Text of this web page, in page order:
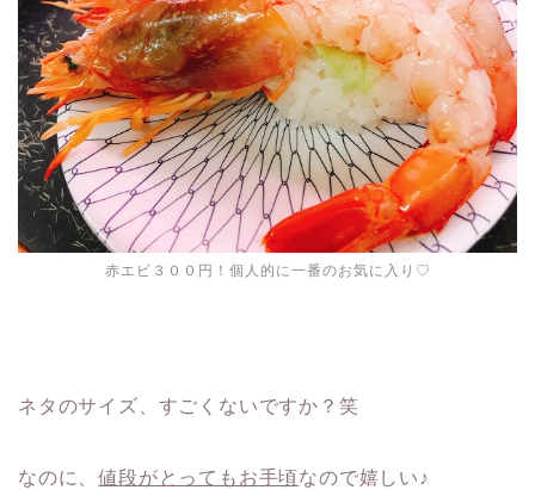
赤エビ３００円！個人的に一番のお気に入り♡
ネタのサイズ、すごくないですか？笑
なのに、値段がとってもお手頃なので嬉しい♪